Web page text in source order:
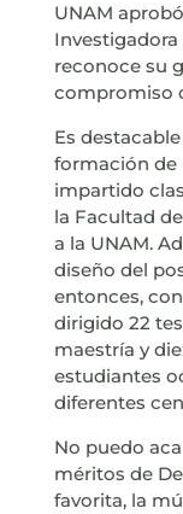
UNAM
reconoce su
compromiso
Es
formación de
impartido
la Facultad
a la UNAM.
diseño del
entonces,
dirigido 22
maestría y
estudiantes
diferentes
No puedo
méritos de
favorita, la